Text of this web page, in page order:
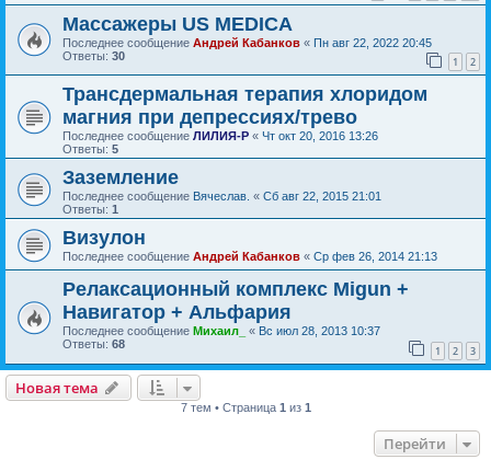
Массажеры US MEDICA
Последнее сообщение Андрей Кабанков « Пн авг 22, 2022 20:45
Ответы: 30 1 2
Трансдермальная терапия хлоридом
магния при депрессиях/трево
Последнее сообщение ЛИЛИЯ-Р « Чт окт 20, 2016 13:26
Ответы: 5
Заземление
Последнее сообщение Вячеслав. « Сб авг 22, 2015 21:01
Ответы: 1
Визулон
Последнее сообщение Андрей Кабанков « Ср фев 26, 2014 21:13
Релаксационный комплекс Migun +
Навигатор + Альфария
Последнее сообщение Михаил_ « Вс июл 28, 2013 10:37
Ответы: 68 1 2 3
Новая тема
7 тем • Страница 1 из 1
Перейти